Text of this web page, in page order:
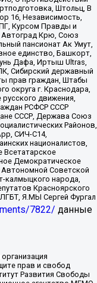
Штольц, В
16, Независимость,
Курсом Правды и
Автоград Крю, Союз
пансионат Ак Умут,
единство, Башкорт,
Дафа, Иртыш Ultras,
Сибирский державный
прав граждан, Штабы
округа г. Краснодара,
движения,
РСФСР СССР
СССР, Держава Союз
Районов,
СИЧ-С14,
националистов,
Всетатарское
Демократическое
Советской
калмыцкого народа,
Красноярского
Я.МЫ Сергей Фургал
7822/ данные
Дубровский Дмитрий Викторович, Красноярская региональная общественная организация поддержки и развития альтернативных образовательных технологий и межкультурных коммуникаций "ИНТЕРРА", Маяковская Екатерина Алексеевна, Фейгин Марк Захарович, Филимонов Андрей Викторович, Дзугкоева Регина Николаевна, Доброхотов Роман Александрович, Дудь Юрий Александрович, Елкин Сергей Владимирович, Кругликов Кирилл Игоревич, Сабунаева Мария Леонидовна, Семенов Алексей Владимирович, Шаинян Карен Багратович, Шульман Екатерина Михайловна, Асафьев Артур Валерьевич, Вахштайн Виктор Семенович, Венедиктов Алексей Алексеевич, Лушникова Екатерина Евгеньевна, Волков Леонид Михайлович, Невзоров Александр Глебович, Пархоменко Сергей Борисович, Сироткин Ярослав Николаевич, Кара-Мурза Владимир Владимирович, Баранова Наталья Владимировна, Гозман Леонид Яковлевич, Кагарлицкий Борис Юльевич, Климарев Михаил Валерьевич, Милов Владимир Станиславович, Автономная некоммерческая организация Краснодарский центр современного искусства "Типография", Моргенштерн Алишер Тагирович, Соболь Любовь Эдуардовна, Общество с ограниченной ответственностью "ЛИЗА НОРМ", Каспаров Гарри Кимович, Ходорковский Михаил Борисович, Общество с ограниченной ответственностью "Апрельские тезисы", Данилович Ирина Брониславовна, Кашин Олег Владимирович, Петров Николай Владимирович, Пивоваров Алексей Владимирович, Соколов Михаил Владимирович, Цветкова Юлия Владимировна, Чичваркин Евгений Александрович, Комитет против пыток/Команда против пыток, Общество с ограниченной ответственностью "Первый научный", Общество с ограниченной ответственностью "Вертолет и ко", Белоцерковская Вероника Борисовна, Кац Максим Евгеньевич, Лазарева Татьяна Юрьевна, Шаведдинов Руслан Табризович, Яшин Илья Валерьевич, Общество с ограниченной ответственностью "Иноагент ААВ", Алешковский Дмитрий Петрович, Альбац Евгения Марковна, Быков Дмитрий Львович, Галямина Юлия Евгеньевна, Лойко Сергей Леонидович, Мартынов Кирилл Константинович, Медведев Сергей Александрович, Крашенинников Федор Геннадиевич, Гордеева Катерина Вл